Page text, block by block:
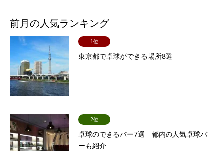
前月の人気ランキング
1位
東京都で卓球ができる場所8選
2位
卓球のできるバー7選 都内の人気卓球バ
ーも紹介